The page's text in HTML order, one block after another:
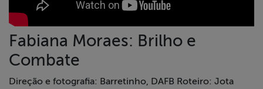
Fabiana Moraes: Brilho e
Combate
Direção e fotografia: Barretinho, DAFB Roteiro: Jota